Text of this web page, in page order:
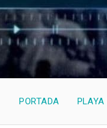
PORTADA PLAYA